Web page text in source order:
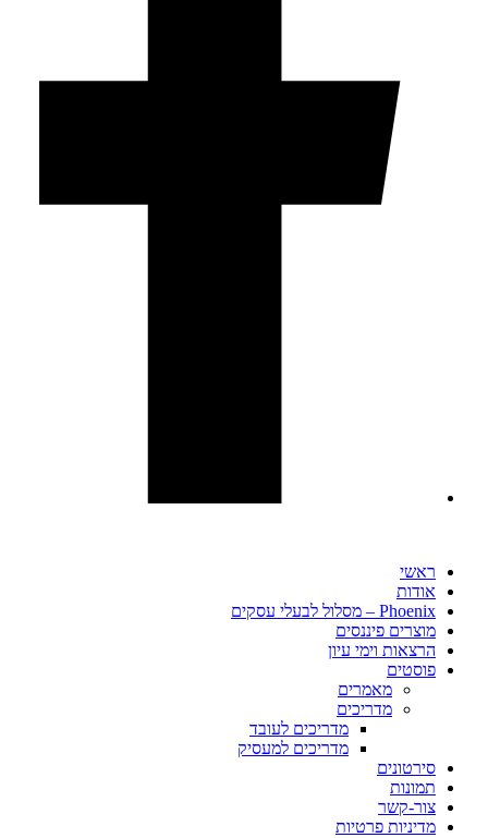
ראשי
אודות
Phoenix – מסלול לבעלי עסקים
מוצרים פיננסים
הרצאות וימי עיון
פוסטים​
מאמרים
מדריכים
מדריכים לעובד
מדריכים למעסיק
סירטונים
תמונות
צור-קשר
מדיניות פרטיות